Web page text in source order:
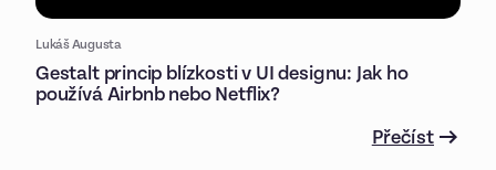
Lukáš Augusta
Gestalt princip blízkosti v UI designu: Jak ho
používá Airbnb nebo Netflix?
Přečíst